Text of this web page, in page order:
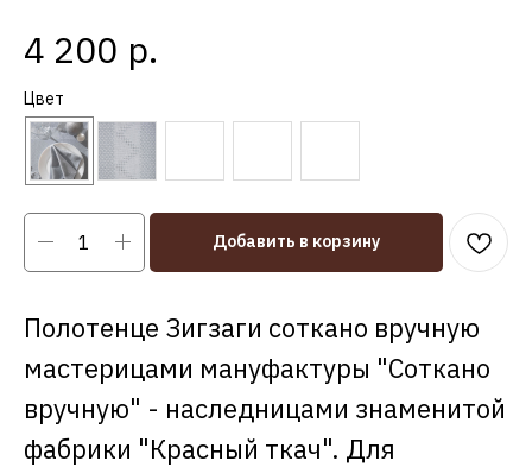
4 200 р.
Цвет
Добавить в корзину
Полотенце Зигзаги соткано вручную
мастерицами мануфактуры "Соткано
вручную" - наследницами знаменитой
фабрики "Красный ткач". Для